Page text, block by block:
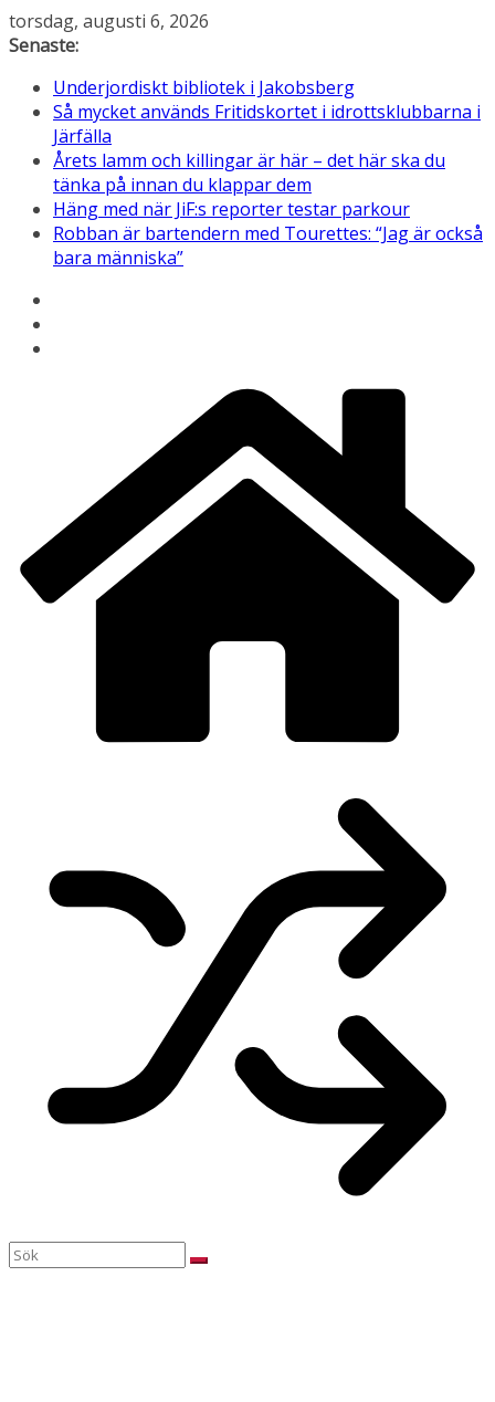
Hoppa
till
torsdag, augusti 6, 2026
Senaste:
Underjordiskt bibliotek i Jakobsberg
Så mycket används Fritidskortet i idrottsklubbarna i
Järfälla
Årets lamm och killingar är här – det här ska du
tänka på innan du klappar dem
Häng med när JiF:s reporter testar parkour
Robban är bartendern med Tourettes: “Jag är också
bara människa”